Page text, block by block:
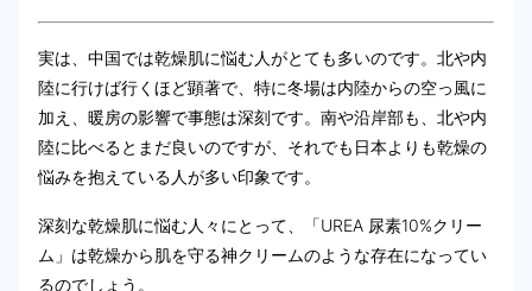
実は、中国では乾燥肌に悩む人がとても多いのです。北や内
陸に行けば行くほど顕著で、特に冬場は内陸からの空っ風に
加え、暖房の影響で事態は深刻です。南や沿岸部も、北や内
陸に比べるとまだ良いのですが、それでも日本よりも乾燥の
悩みを抱えている人が多い印象です。
深刻な乾燥肌に悩む人々にとって、「UREA 尿素10%クリー
ム」は乾燥から肌を守る神クリームのような存在になってい
るのでしょう。